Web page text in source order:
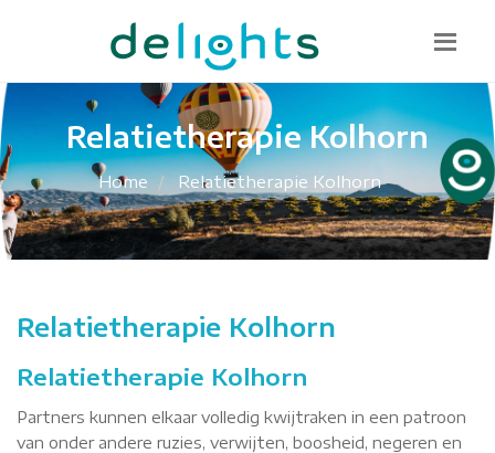
085 130 1482
info@delights.nu
Relatietherapie Kolhorn
Home Relatietherapie Kolhorn
Relatietherapie Kolhorn
Relatietherapie Kolhorn
Partners kunnen elkaar volledig kwijtraken in een patroon
van onder andere ruzies, verwijten, boosheid, negeren en